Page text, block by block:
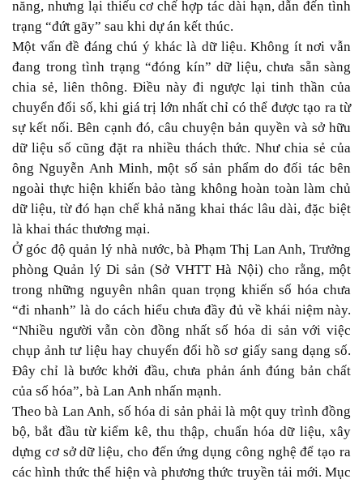
năng, nhưng lại thiếu cơ chế hợp tác dài hạn, dẫn đến tình
trạng “đứt gãy” sau khi dự án kết thúc.
Một vấn đề đáng chú ý khác là dữ liệu. Không ít nơi vẫn
đang trong tình trạng “đóng kín” dữ liệu, chưa sẵn sàng
chia sẻ, liên thông. Điều này đi ngược lại tinh thần của
chuyển đổi số, khi giá trị lớn nhất chỉ có thể được tạo ra từ
sự kết nối. Bên cạnh đó, câu chuyện bản quyền và sở hữu
dữ liệu số cũng đặt ra nhiều thách thức. Như chia sẻ của
ông Nguyễn Anh Minh, một số sản phẩm do đối tác bên
ngoài thực hiện khiến bảo tàng không hoàn toàn làm chủ
dữ liệu, từ đó hạn chế khả năng khai thác lâu dài, đặc biệt
là khai thác thương mại.
Ở góc độ quản lý nhà nước, bà Phạm Thị Lan Anh, Trưởng
phòng Quản lý Di sản (Sở VHTT Hà Nội) cho rằng, một
trong những nguyên nhân quan trọng khiến số hóa chưa
“đi nhanh” là do cách hiểu chưa đầy đủ về khái niệm này.
“Nhiều người vẫn còn đồng nhất số hóa di sản với việc
chụp ảnh tư liệu hay chuyển đổi hồ sơ giấy sang dạng số.
Đây chỉ là bước khởi đầu, chưa phản ánh đúng bản chất
của số hóa”, bà Lan Anh nhấn mạnh.
Theo bà Lan Anh, số hóa di sản phải là một quy trình đồng
bộ, bắt đầu từ kiểm kê, thu thập, chuẩn hóa dữ liệu, xây
dựng cơ sở dữ liệu, cho đến ứng dụng công nghệ để tạo ra
các hình thức thể hiện và phương thức truyền tải mới. Mục